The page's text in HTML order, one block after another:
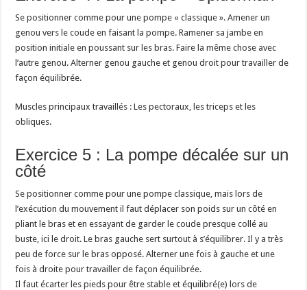
Se positionner comme pour une pompe « classique ». Amener un
genou vers le coude en faisant la pompe. Ramener sa jambe en
position initiale en poussant sur les bras. Faire la même chose avec
l’autre genou. Alterner genou gauche et genou droit pour travailler de
façon équilibrée.
Muscles principaux travaillés : Les pectoraux, les triceps et les
obliques.
Exercice 5 : La pompe décalée sur un
côté
Se positionner comme pour une pompe classique, mais lors de
l’exécution du mouvement il faut déplacer son poids sur un côté en
pliant le bras et en essayant de garder le coude presque collé au
buste, ici le droit. Le bras gauche sert surtout à s’équilibrer. Il y a très
peu de force sur le bras opposé. Alterner une fois à gauche et une
fois à droite pour travailler de façon équilibrée.
Il faut écarter les pieds pour être stable et équilibré(e) lors de